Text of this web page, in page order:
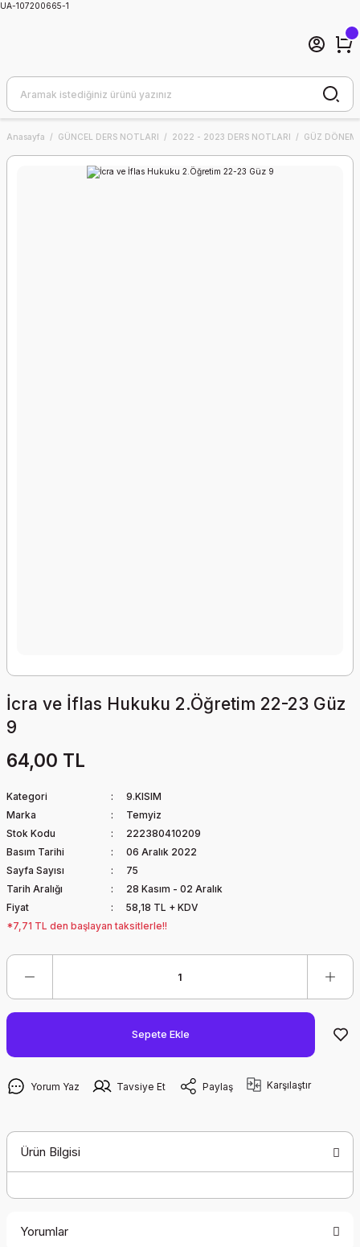
UA-107200665-1
Anasayfa GÜNCEL DERS NOTLARI 2022 - 2023 DERS NOTLARI GÜZ DÖNEMİ
İcra ve İflas Hukuku 2.Öğretim 22-23 Güz
9
64,00 TL
Kategori
9.KISIM
Marka
Temyiz
Stok Kodu
222380410209
Basım Tarihi
06 Aralık 2022
Sayfa Sayısı
75
Tarih Aralığı
28 Kasım - 02 Aralık
Fiyat
58,18 TL + KDV
*7,71 TL den başlayan taksitlerle!!
Sepete Ekle
Yorum Yaz Tavsiye Et Paylaş Karşılaştır
Ürün Bilgisi
Yorumlar